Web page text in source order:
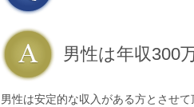
男性は年収300
男性は安定的な収入がある方とさせ